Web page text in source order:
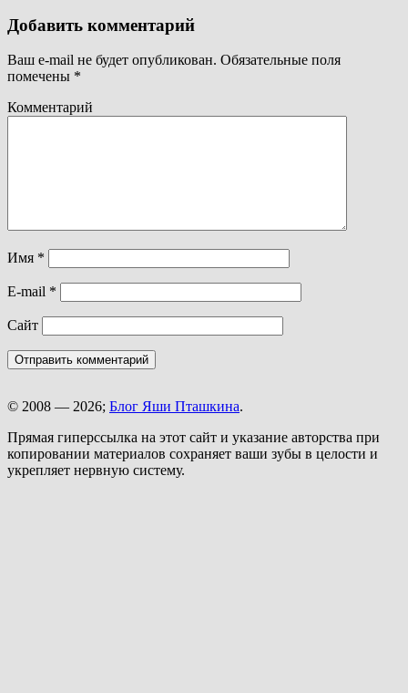
Добавить комментарий
Ваш e-mail не будет опубликован. Обязательные поля
помечены *
Комментарий
Имя *
E-mail *
Сайт
© 2008 — 2026; Блог Яши Пташкина.
Прямая гиперссылка на этот сайт и указание авторства при
копировании материалов сохраняет ваши зубы в целости и
укрепляет нервную систему.